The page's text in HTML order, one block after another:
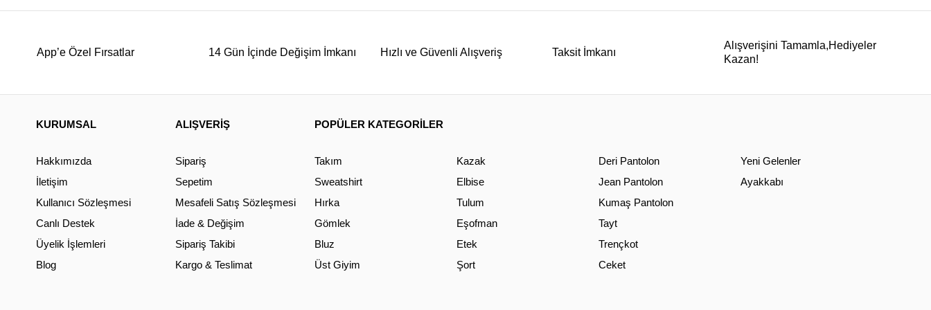
App’e Özel Fırsatlar 14 Gün İçinde Değişim İmkanı Hızlı ve Güvenli Alışveriş Taksit İmkanı
Alışverişini Tamamla,Hediyeler
Kazan!
KURUMSAL
Hakkımızda
İletişim
Kullanıcı Sözleşmesi
Canlı Destek
Üyelik İşlemleri
Blog
ALIŞVERİŞ
Sipariş
Sepetim
Mesafeli Satış Sözleşmesi
İade & Değişim
Sipariş Takibi
Kargo & Teslimat
POPÜLER KATEGORİLER
Takım
Sweatshirt
Hırka
Gömlek
Bluz
Üst Giyim
Kazak
Elbise
Tulum
Eşofman
Etek
Şort
Deri Pantolon
Jean Pantolon
Kumaş Pantolon
Tayt
Trençkot
Ceket
Yeni Gelenler
Ayakkabı